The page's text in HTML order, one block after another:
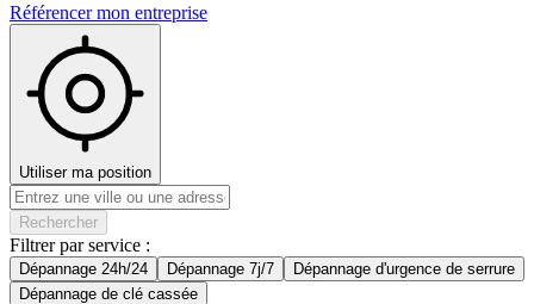
Référencer mon entreprise
Utiliser ma position
Rechercher
Filtrer par service :
Dépannage 24h/24 Dépannage 7j/7
Dépannage d'urgence de serrure
Dépannage de clé cassée